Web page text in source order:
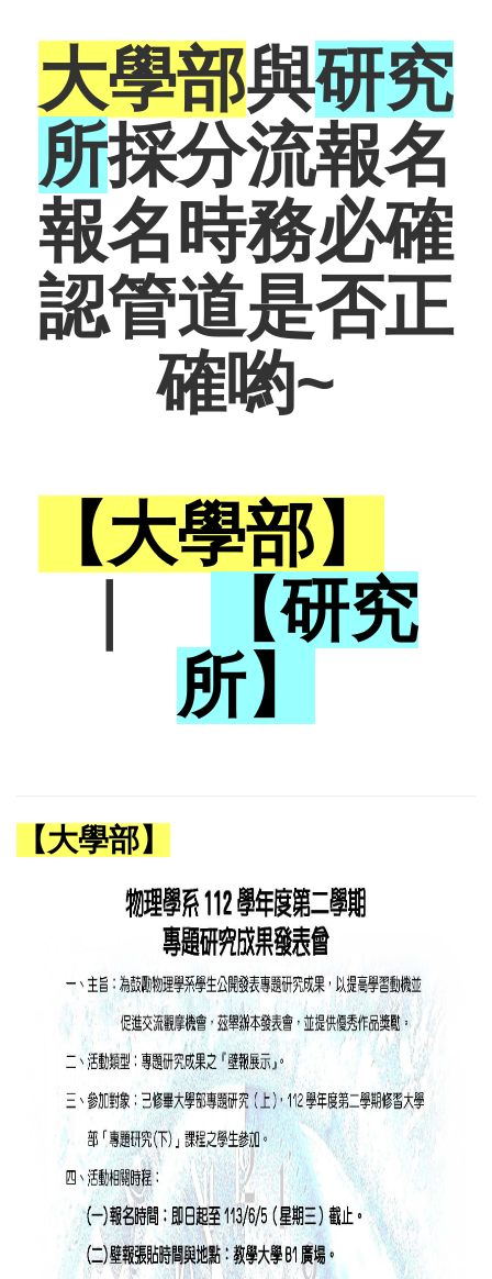
大學部與研究
所採分流報名
報名時務必確
認管道是否正
確喲~
【大學部】
【研究
所】
【大學部】